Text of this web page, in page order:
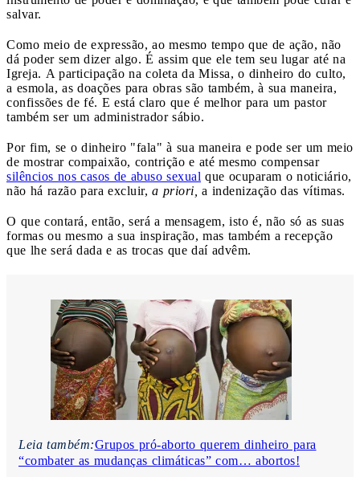
salvar.
Como meio de expressão, ao mesmo tempo que de ação, não
dá poder sem dizer algo. É assim que ele tem seu lugar até na
Igreja. A participação na coleta da Missa, o dinheiro do culto,
a esmola, as doações para obras são também, à sua maneira,
confissões de fé. E está claro que é melhor para um pastor
também ser um administrador sábio.
Por fim, se o dinheiro "fala" à sua maneira e pode ser um meio
de mostrar compaixão, contrição e até mesmo compensar
silêncios nos casos de abuso sexual que ocuparam o noticiário,
não há razão para excluir, a priori, a indenização das vítimas.
O que contará, então, será a mensagem, isto é, não só as suas
formas ou mesmo a sua inspiração, mas também a recepção
que lhe será dada e as trocas que daí advêm.
Leia também:Grupos pró-aborto querem dinheiro para
“combater as mudanças climáticas” com… abortos!